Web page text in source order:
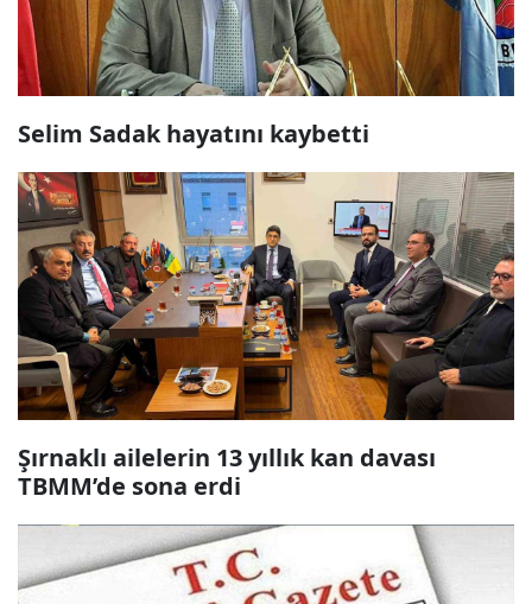
Selim Sadak hayatını kaybetti
Şırnaklı ailelerin 13 yıllık kan davası
TBMM’de sona erdi